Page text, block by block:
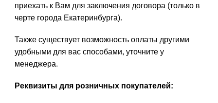
приехать к Вам для заключения договора (только в
черте города Екатеринбурга).
Также существует возможность оплаты другими
удобными для вас способами, уточните у
менеджера.
Реквизиты для розничных покупателей: